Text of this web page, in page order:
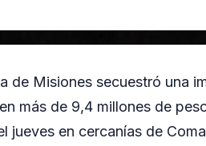
de Misiones secuestró una
más de 9,4 millones de
jueves en cercanías de